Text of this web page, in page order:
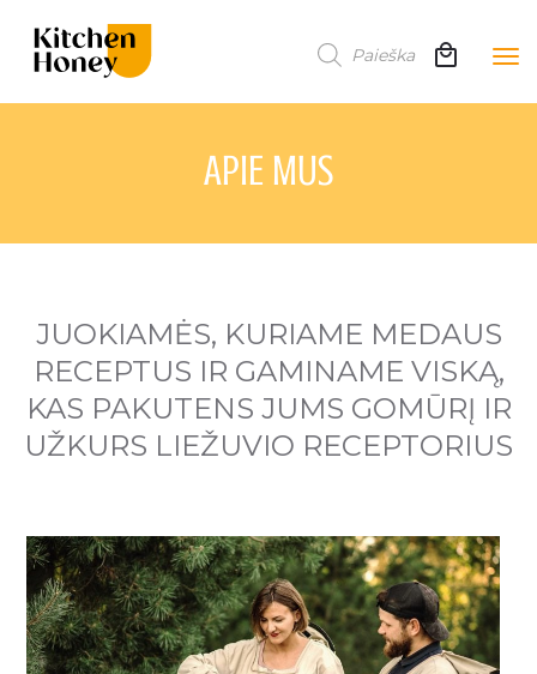
Products
search
APIE MUS
JUOKIAMĖS, KURIAME MEDAUS
RECEPTUS IR GAMINAME VISKĄ,
KAS PAKUTENS JUMS GOMŪRĮ IR
UŽKURS LIEŽUVIO RECEPTORIUS